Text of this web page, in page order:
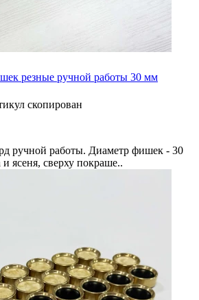
резные ручной работы 30 мм
скопирован
ручной работы. Диаметр фишек - 30
ясеня, сверху покраше..